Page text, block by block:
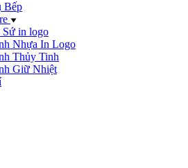
Bếp
Sứ in logo
Nhựa In Logo
Thủy Tinh
Giữ Nhiệt